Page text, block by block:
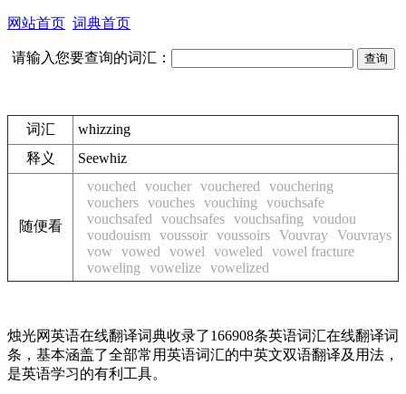
网站首页 词典首页
请输入您要查询的词汇：
词汇
whizzing
释义
Seewhiz
随便看
vouched voucher vouchered
vouchering
vouchers vouches vouching
vouchsafe
vouchsafed
vouchsafes vouchsafing
voudou
voudouism
voussoir voussoirs Vouvray Vouvrays
vow
vowed vowel voweled
vowel fracture
voweling
vowelize vowelized
烛光网英语在线翻译词典收录了166908条英语词汇在线翻译词
条，基本涵盖了全部常用英语词汇的中英文双语翻译及用法，
是英语学习的有利工具。